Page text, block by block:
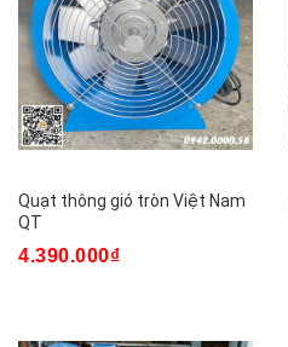
Quạt thông gió tròn Việt Nam
QT
4.390.000₫